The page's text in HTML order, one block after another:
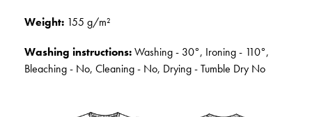
Weight: 155 g/m²
Washing instructions:Washing - 30°, Ironing - 110°,
Bleaching - No, Cleaning - No, Drying - Tumble Dry No